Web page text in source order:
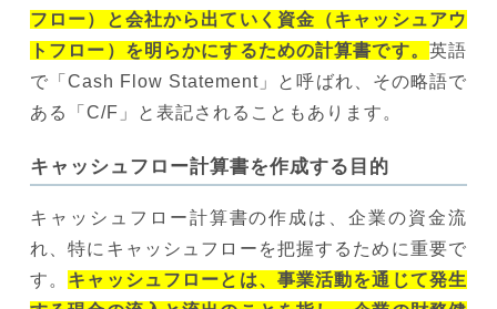
フロー）と会社から出ていく資金（キャッシュアウ
トフロー）を明らかにするための計算書です。 英語
で「Cash Flow Statement」と呼ばれ、その略語で
ある「C/F」と表記されることもあります。
キャッシュフロー計算書を作成する目的
キャッシュフロー計算書の作成は、企業の資金流
れ、特にキャッシュフローを把握するために重要で
す。 キャッシュフローとは、事業活動を通じて発生